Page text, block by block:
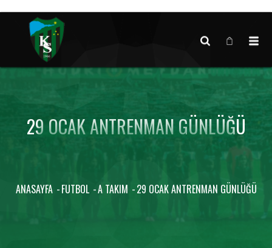
29 OCAK ANTRENMAN GÜNLÜĞÜ
ANASAYFA FUTBOL A TAKIM 29 OCAK ANTRENMAN GÜNLÜĞÜ